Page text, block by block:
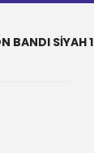
BANDI SİYAH